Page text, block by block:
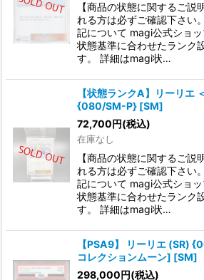
【商品の状態に関するご説
れる方は必ずご確認下さい
記について magi公式ショ
状態基準に合わせたランク
す。 詳細はmagi状…
【状態ランクA】リーリエ
{080/SM-P} [SM]
72,700円(税込)
在庫なし
【商品の状態に関するご説
れる方は必ずご確認下さい
記について magi公式ショ
状態基準に合わせたランク
す。 詳細はmagi状…
【PSA9】 リーリエ (SR)
コレクションムーン] [SM]
298,000円(税込)